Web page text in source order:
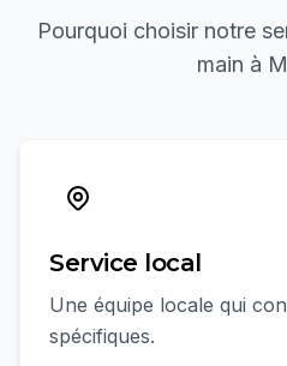
Pourquoi choisir notre
main à
Service local
Une équipe locale qui
spécifiques.